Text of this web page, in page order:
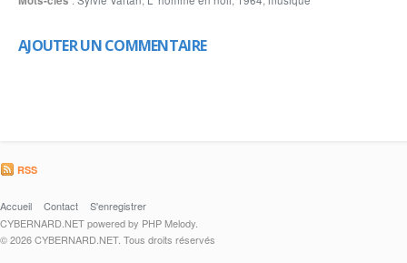
AJOUTER UN COMMENTAIRE
RSS
Accueil Contact
S'enregistrer
CYBERNARD.NET powered by PHP Melody.
© 2026 CYBERNARD.NET. Tous droits réservés